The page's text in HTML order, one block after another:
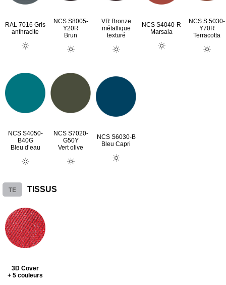
RAL 7016 Gris
anthracite
NCS S8005-
Y20R
Brun
VR Bronze
métallique
texturé
NCS S4040-R
Marsala
NCS S 5030-
Y70R
Terracotta
NCS S4050-
B40G
Bleu d’eau
NCS S7020-
G50Y
Vert olive
NCS S6030-B
Bleu Capri
TE TISSUS
3D Cover
+ 5 couleurs